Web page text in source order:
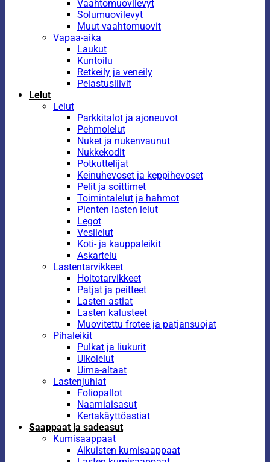
Vaahtomuovilevyt
Solumuovilevyt
Muut vaahtomuovit
Vapaa-aika
Laukut
Kuntoilu
Retkeily ja veneily
Pelastusliivit
Lelut
Lelut
Parkkitalot ja ajoneuvot
Pehmolelut
Nuket ja nukenvaunut
Nukkekodit
Potkuttelijat
Keinuhevoset ja keppihevoset
Pelit ja soittimet
Toimintalelut ja hahmot
Pienten lasten lelut
Legot
Vesilelut
Koti- ja kauppaleikit
Askartelu
Lastentarvikkeet
Hoitotarvikkeet
Patjat ja peitteet
Lasten astiat
Lasten kalusteet
Muovitettu frotee ja patjansuojat
Pihaleikit
Pulkat ja liukurit
Ulkolelut
Uima-altaat
Lastenjuhlat
Foliopallot
Naamiaisasut
Kertakäyttöastiat
Saappaat ja sadeasut
Kumisaappaat
Aikuisten kumisaappaat